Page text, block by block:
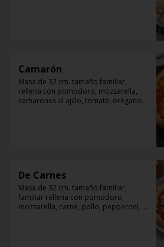
Camarón
Masa de 32 cm. tamaño familiar,
rellena con pomodoro, mozzarella,
camarones al ajillo, tomate, orégano.
De Carnes
Masa de 32 cm. tamaño familiar,
familiar rellena con pomodoro,
mozzarella, carne, pollo, pepperoni,